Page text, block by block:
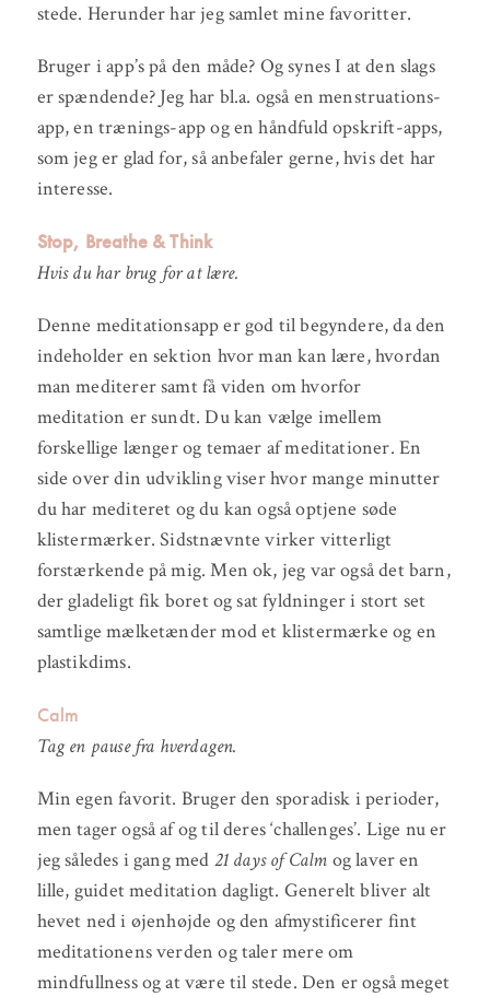
stede. Herunder har jeg samlet mine favoritter.
Bruger i app’s på den måde? Og synes I at den slags
er spændende? Jeg har bl.a. også en menstruations-
app, en trænings-app og en håndfuld opskrift-apps,
som jeg er glad for, så anbefaler gerne, hvis det har
interesse.
Stop, Breathe & Think
Hvis du har brug for at lære.
Denne meditationsapp er god til begyndere, da den
indeholder en sektion hvor man kan lære, hvordan
man mediterer samt få viden om hvorfor
meditation er sundt. Du kan vælge imellem
forskellige længer og temaer af meditationer. En
side over din udvikling viser hvor mange minutter
du har mediteret og du kan også optjene søde
klistermærker. Sidstnævnte virker vitterligt
forstærkende på mig. Men ok, jeg var også det barn,
der gladeligt fik boret og sat fyldninger i stort set
samtlige mælketænder mod et klistermærke og en
plastikdims.
Calm
Tag en pause fra hverdagen.
Min egen favorit. Bruger den sporadisk i perioder,
men tager også af og til deres ‘challenges’. Lige nu er
jeg således i gang med 21 days of Calm og laver en
lille, guidet meditation dagligt. Generelt bliver alt
hevet ned i øjenhøjde og den afmystificerer fint
meditationens verden og taler mere om
mindfullness og at være til stede. Den er også meget